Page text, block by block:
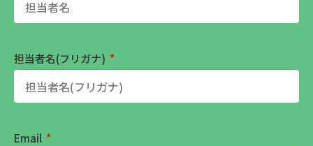
担当者名(フリガナ)
Email